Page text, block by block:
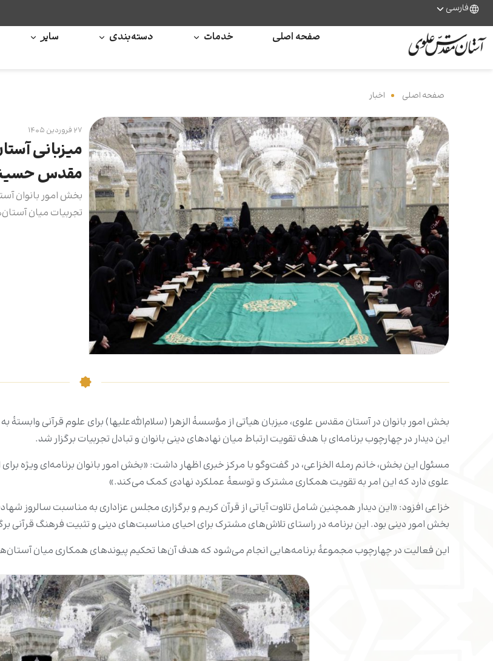
فارسی
صفحه اصلی خدمات دسته‌بندی سایر
صفحه اصلی اخبار
۲۷ فروردین ۱۴۰۵
میزبانی
مقدس
بخش امور بانوان
تجربیات میان
بخش امور بانوان در آستان مقدس علوی، میزبان هیأتی از مؤسسۀ الزهرا (سلام‌الله‌علیها) برای علوم قرآنی
این دیدار در چهارچوب برنامه‌ای با هدف تقویت ارتباط میان نهادهای دینی بانوان و تبادل تجربیات برگزار شد.
مسئول این بخش، خانم رمله الخزاعی، در گفت‌وگو با مرکز خبری اظهار داشت: «بخش امور بانوان برنامه‌ای
علوی دارد که این امر به تقویت همکاری مشترک و توسعۀ عملکرد نهادی کمک می‌کند.»
خزاعی افزود: «این دیدار همچنین شامل تلاوت آیاتی از قرآن کریم و برگزاری مجلس عزاداری به مناسبت سالروز
بخش امور دینی بود. این برنامه در راستای تلاش‌های مشترک برای احیای مناسبت‌های دینی و تثبیت فرهنگ قرآنی
این فعالیت در چهارچوب مجموعۀ برنامه‌هایی انجام می‌شود که هدف آن‌ها تحکیم پیوندهای همکاری میان